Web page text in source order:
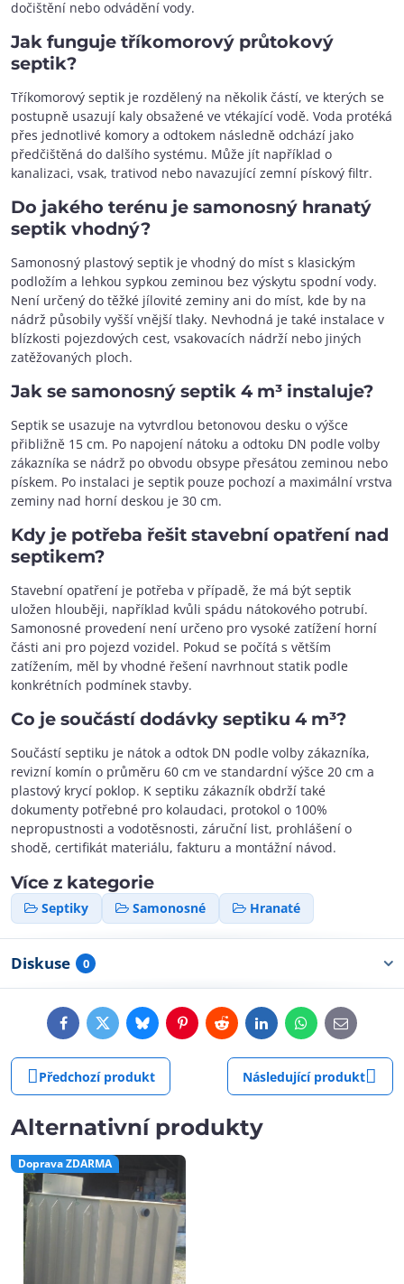
dočištění nebo odvádění vody.
Jak funguje tříkomorový průtokový
septik?
Tříkomorový septik je rozdělený na několik částí, ve kterých se
postupně usazují kaly obsažené ve vtékající vodě. Voda protéká
přes jednotlivé komory a odtokem následně odchází jako
předčištěná do dalšího systému. Může jít například o
kanalizaci, vsak, trativod nebo navazující zemní pískový filtr.
Do jakého terénu je samonosný hranatý
septik vhodný?
Samonosný plastový septik je vhodný do míst s klasickým
podložím a lehkou sypkou zeminou bez výskytu spodní vody.
Není určený do těžké jílovité zeminy ani do míst, kde by na
nádrž působily vyšší vnější tlaky. Nevhodná je také instalace v
blízkosti pojezdových cest, vsakovacích nádrží nebo jiných
zatěžovaných ploch.
Jak se samonosný septik 4 m³ instaluje?
Septik se usazuje na vytvrdlou betonovou desku o výšce
přibližně 15 cm. Po napojení nátoku a odtoku DN podle volby
zákazníka se nádrž po obvodu obsype přesátou zeminou nebo
pískem. Po instalaci je septik pouze pochozí a maximální vrstva
zeminy nad horní deskou je 30 cm.
Kdy je potřeba řešit stavební opatření nad
septikem?
Stavební opatření je potřeba v případě, že má být septik
uložen hlouběji, například kvůli spádu nátokového potrubí.
Samonosné provedení není určeno pro vysoké zatížení horní
části ani pro pojezd vozidel. Pokud se počítá s větším
zatížením, měl by vhodné řešení navrhnout statik podle
konkrétních podmínek stavby.
Co je součástí dodávky septiku 4 m³?
Součástí septiku je nátok a odtok DN podle volby zákazníka,
revizní komín o průměru 60 cm ve standardní výšce 20 cm a
plastový krycí poklop. K septiku zákazník obdrží také
dokumenty potřebné pro kolaudaci, protokol o 100%
nepropustnosti a vodotěsnosti, záruční list, prohlášení o
shodě, certifikát materiálu, fakturu a montážní návod.
Více z kategorie
Septiky Samonosné Hranaté
Diskuse 0
FacebookTwitterBlueskyPinterestRedditLinkedInWhatsApp
E-
mail
Předchozí produkt Následující produkt
Alternativní produkty
Doprava ZDARMA